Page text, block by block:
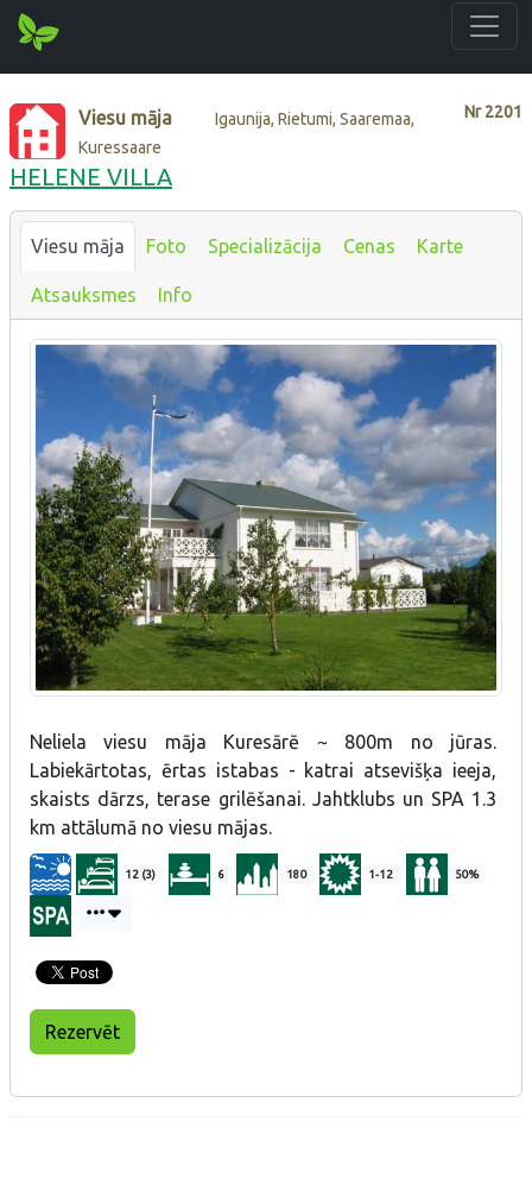
Nr2201
Viesu māja
Igaunija, Rietumi, Saaremaa,
Kuressaare
HELENE VILLA
Viesu māja Foto Specializācija Cenas Karte
Atsauksmes Info
Neliela viesu māja Kuresārē ~ 800m no jūras.
Labiekārtotas, ērtas istabas - katrai atsevišķa ieeja,
skaists dārzs, terase grilēšanai. Jahtklubs un SPA 1.3
km attālumā no viesu mājas.
12 (3) 6 180 1-12 50%
Rezervēt